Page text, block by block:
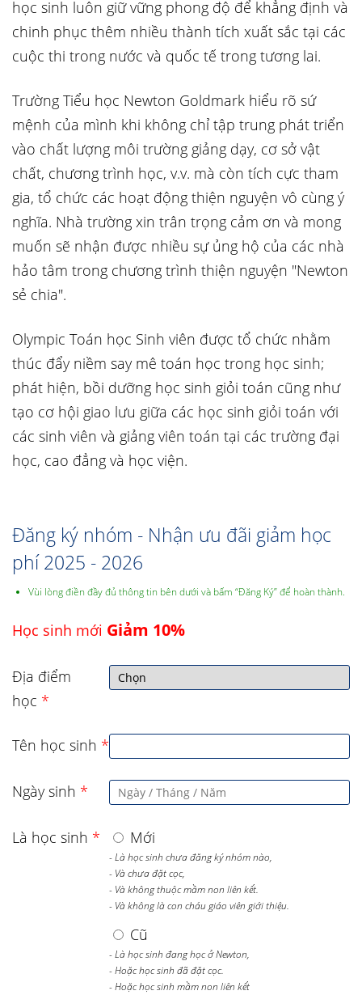
học sinh luôn giữ vững phong độ để khẳng định và
chinh phục thêm nhiều thành tích xuất sắc tại các
cuộc thi trong nước và quốc tế trong tương lai.
Trường Tiểu học Newton Goldmark hiểu rõ sứ
mệnh của mình khi không chỉ tập trung phát triển
vào chất lượng môi trường giảng dạy, cơ sở vật
chất, chương trình học, v.v. mà còn tích cực tham
gia, tổ chức các hoạt động thiện nguyện vô cùng ý
nghĩa. Nhà trường xin trân trọng cảm ơn và mong
muốn sẽ nhận được nhiều sự ủng hộ của các nhà
hảo tâm trong chương trình thiện nguyện "Newton
sẻ chia".
Olympic Toán học Sinh viên được tổ chức nhằm
thúc đẩy niềm say mê toán học trong học sinh;
phát hiện, bồi dưỡng học sinh giỏi toán cũng như
tạo cơ hội giao lưu giữa các học sinh giỏi toán với
các sinh viên và giảng viên toán tại các trường đại
học, cao đẳng và học viện.
Đăng ký nhóm - Nhận ưu đãi giảm học
phí 2025 - 2026
Vùi lòng điền đầy đủ thông tin bên dưới và bấm “Đăng Ký” để hoàn thành.
Học sinh mới Giảm 10%
Địa điểm
học *
Tên học sinh *
Ngày sinh *
Là học sinh * Mới
- Là học sinh chưa đăng ký nhóm nào,
- Và chưa đặt cọc,
- Và không thuộc mầm non liên kết.
- Và không là con cháu giáo viên giới thiệu.
Cũ
- Là học sinh đang học ở Newton,
- Hoặc học sinh đã đặt cọc.
- Hoặc học sinh mầm non liên kết